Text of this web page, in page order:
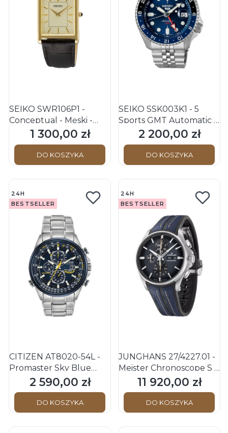
SEIKO SWR106P1 -
Conceptual - Męski -
Zegarek kwarcowy
Cena
1 300,00 zł
DO KOSZYKA
SEIKO SSK003K1 - 5
Sports GMT Automatic -
Męski - Zegarek
mechaniczny
Cena
2 200,00 zł
DO KOSZYKA
24H
BESTSELLER
CITIZEN AT8020-54L -
Promaster Sky Blue
Angels - Męski - Zegarek
na bransolecie
Cena
2 590,00 zł
DO KOSZYKA
24H
BESTSELLER
JUNGHANS 27/4227.01 -
Meister Chronoscope S -
englisches Datum -
Męski - Zegarek na
Cena
11 920,00 zł
DO KOSZYKA